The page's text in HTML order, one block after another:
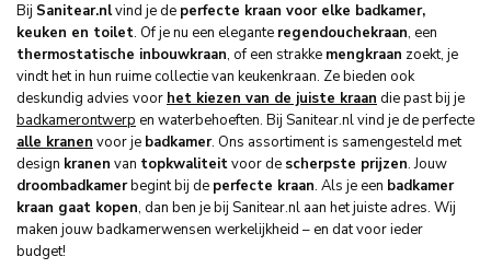
Bij Sanitear.nlvind je de perfecte kraan voor elke badkamer,
keuken en toilet. Of je nu een elegante regendouchekraan, een
thermostatische inbouwkraan, of een strakke mengkraan zoekt, je
vindt het in hun ruime collectie van keukenkraan. Ze bieden ook
deskundig advies voor het kiezen van de juiste kraan die past bij je
badkamerontwerp en waterbehoeften. Bij Sanitear.nl vind je de perfecte
alle kranen voor je badkamer. Ons assortiment is samengesteld met
design kranen van topkwaliteitvoor de scherpste prijzen. Jouw
droombadkamerbegint bij de perfecte kraan. Als je een badkamer
kraan gaat kopen, dan ben je bij Sanitear.nl aan het juiste adres. Wij
maken jouw badkamerwensen werkelijkheid – en dat voor ieder
budget!